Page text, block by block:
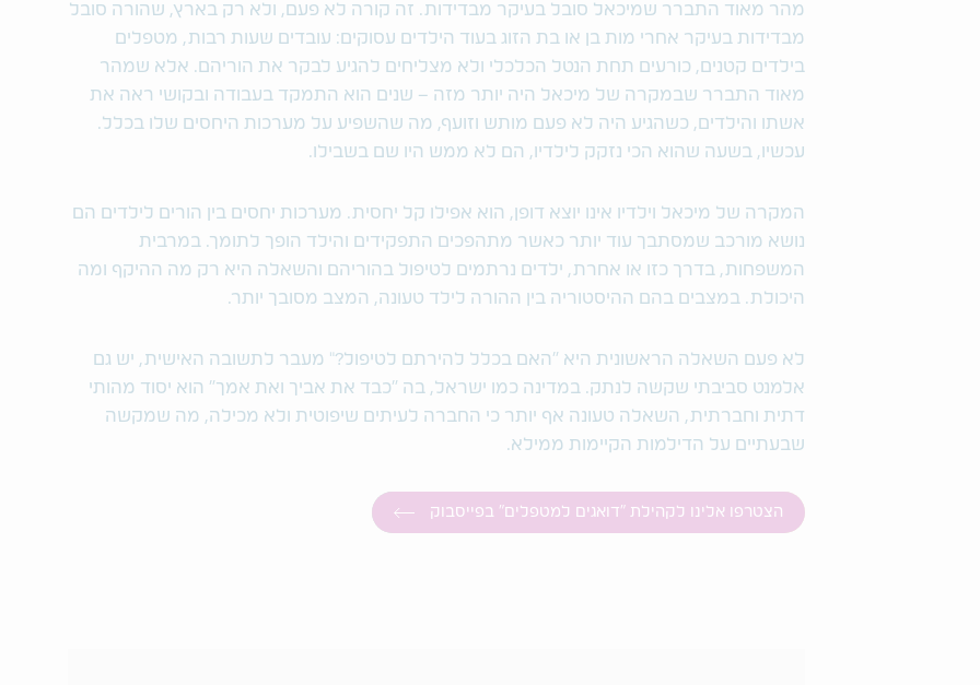
מהר מאוד התברר שמיכאל סובל בעיקר מבדידות. זה קורה לא פעם, ולא רק בארץ, שהורה סובל
מבדידות בעיקר אחרי מות בן או בת הזוג בעוד הילדים עסוקים: עובדים שעות רבות, מטפלים
בילדים קטנים, כורעים תחת הנטל הכלכלי ולא מצליחים להגיע לבקר את הוריהם. אלא שמהר
מאוד התברר שבמקרה של מיכאל היה יותר מזה – שנים הוא התמקד בעבודה ובקושי ראה את
אשתו והילדים, כשהגיע היה לא פעם מותש וזועף, מה שהשפיע על מערכות היחסים שלו בכלל.
עכשיו, בשעה שהוא הכי נזקק לילדיו, הם לא ממש היו שם בשבילו.
המקרה של מיכאל וילדיו אינו יוצא דופן, הוא אפילו קל יחסית. מערכות יחסים בין הורים לילדים הם
נושא מורכב שמסתבך עוד יותר כאשר מתהפכים התפקידים והילד הופך לתומך. במרבית
המשפחות, בדרך כזו או אחרת, ילדים נרתמים לטיפול בהוריהם והשאלה היא רק מה ההיקף ומה
היכולת. במצבים בהם ההיסטוריה בין ההורה לילד טעונה, המצב מסובך יותר.
לא פעם השאלה הראשונית היא "האם בכלל להירתם לטיפול?" מעבר לתשובה האישית, יש גם
אלמנט סביבתי שקשה לנתק. במדינה כמו ישראל, בה "כבד את אביך ואת אמך" הוא יסוד מהותי
דתית וחברתית, השאלה טעונה אף יותר כי החברה לעיתים שיפוטית ולא מכילה, מה שמקשה
שבעתיים על הדילמות הקיימות ממילא.
הצטרפו אלינו לקהילת "דואגים למטפלים" בפייסבוק